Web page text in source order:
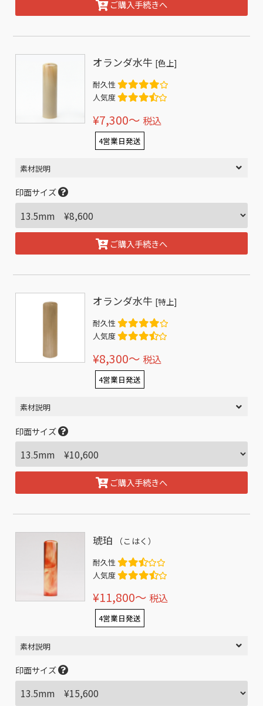
ご購入手続きへ
オランダ水牛 [色上]
耐久性
人気度
¥7,300〜 税込
4営業日発送
素材説明
印面サイズ
ご購入手続きへ
オランダ水牛 [特上]
耐久性
人気度
¥8,300〜 税込
4営業日発送
素材説明
印面サイズ
ご購入手続きへ
琥珀 （こはく）
耐久性
人気度
¥11,800〜 税込
4営業日発送
素材説明
印面サイズ